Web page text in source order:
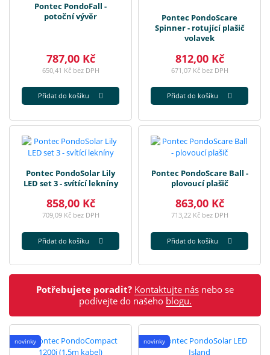
Pontec PondoFall -
potoční vývěr
787,00 Kč
650,41 Kč bez DPH
Přidat do košíku
Pontec PondoScare
Spinner - rotující plašič
volavek
812,00 Kč
671,07 Kč bez DPH
Přidat do košíku
Pontec PondoSolar Lily
LED set 3 - svítící lekníny
858,00 Kč
709,09 Kč bez DPH
Přidat do košíku
Pontec PondoScare Ball -
plovoucí plašič
863,00 Kč
713,22 Kč bez DPH
Přidat do košíku
Potřebujete poradit? Kontaktujte nás nebo se
podívejte do našeho blogu.
novinky novinky